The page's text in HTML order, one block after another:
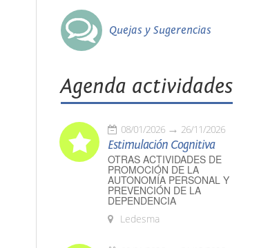
Quejas y Sugerencias
Agenda actividades
08/01/2026 26/11/2026
Estimulación Cognitiva
OTRAS ACTIVIDADES DE
PROMOCIÓN DE LA
AUTONOMÍA PERSONAL Y
PREVENCIÓN DE LA
DEPENDENCIA
Ledesma